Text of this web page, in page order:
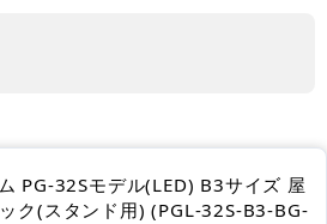
PG-32Sモデル(LED) B3サイズ 屋
ク(スタンド用) (PGL-32S-B3-BG-